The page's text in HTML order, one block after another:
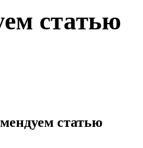
статью
статью